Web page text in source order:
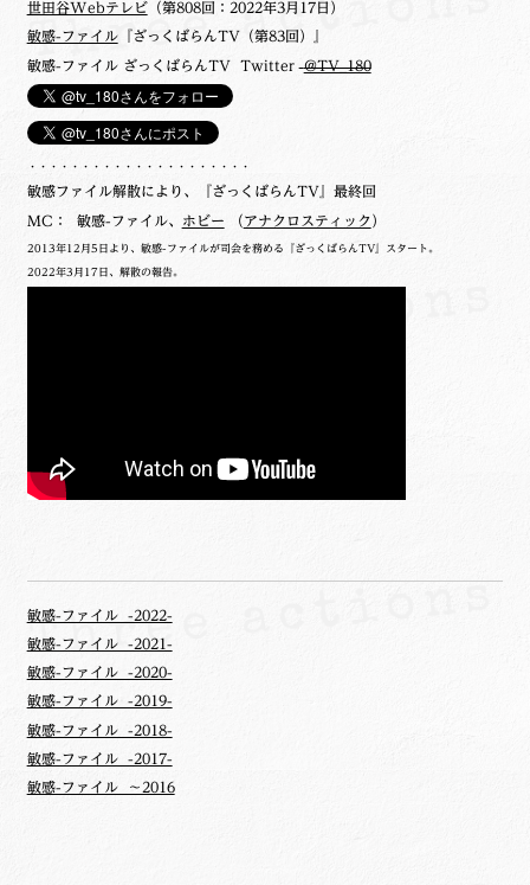
世田谷Webテレビ（第808回：2022年3月17日）
敏感-ファイル『ざっくばらんTV（第83回）』
敏感-ファイル ざっくばらんTV Twitter @TV_180
・・・・・・・・・・・・・・・・・・・・・
敏感ファイル解散により、『ざっくばらんTV』最終回
MC： 敏感-ファイル、 ホビー （ アナクロスティック ）
2013年12月5日より、敏感-ファイルが司会を務める『ざっくばらんTV』スタート。
2022年3月17日、解散の報告。
敏感-ファイル -2022-
敏感-ファイル -2021-
敏感-ファイル -2020-
敏感-ファイル -2019-
敏感-ファイル -2018-
敏感-ファイル -2017-
敏感-ファイル ～2016